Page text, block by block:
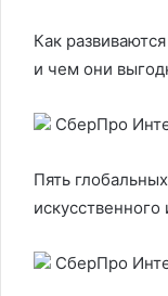
Как
и чем они
СберПро
Пять
искусственного
СберПро